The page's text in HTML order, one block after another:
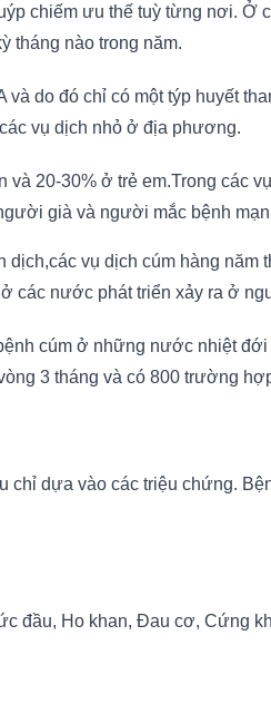
chiếm ưu thế tuỳ từng nơi.
tháng nào trong năm.
và do đó chỉ có một týp huyết
vụ dịch nhỏ ở địa phương.
20-30% ở trẻ em.Trong các
già và người mắc bệnh mạn
dịch,các vụ dịch cúm hàng
các nước phát triển xảy ra ở
cúm ở những nước nhiệt
3 tháng và có 800 trường
chỉ dựa vào các triệu chứng.
đầu, Ho khan, Đau cơ, Cứng